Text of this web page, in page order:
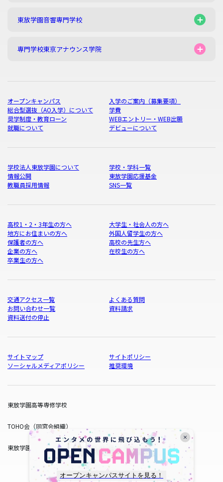
オープンキャンパスサイトを見る！
東放学園音響専門学校
専門学校東京アナウンス学院
オープンキャンパス
入学のご案内（募集要項）
総合型選抜（AO入学）について
学費
奨学制度・教育ローン
WEBエントリー・WEB出願
就職について
デビューについて
学校法人東放学園について
学校・学科一覧
情報公開
東放学園応援基金
教職員採用情報
SNS一覧
高校1・2・3年生の方へ
大学生・社会人の方へ
地方にお住まいの方へ
外国人留学生の方へ
保護者の方へ
高校の先生方へ
企業の方へ
在校生の方へ
卒業生の方へ
交通アクセス一覧
よくある質問
お問い合わせ一覧
資料請求
資料送付の停止
サイトマップ
サイトポリシー
ソーシャルメディアポリシー
推奨環境
東放学園高等専修学校
TOHO会（同窓会組織）
東放学園サービス
copyright © TOHO GAKUEN All Rights Reserved.